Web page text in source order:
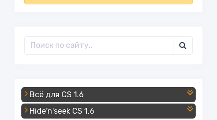
Всё для CS 1.6
Hide'n'seek CS 1.6